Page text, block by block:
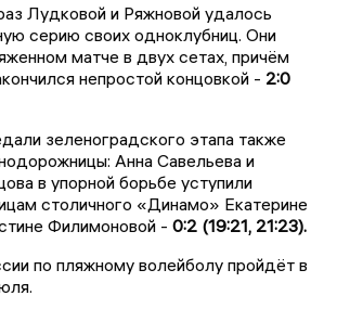
Лудковой и Ряжновой удалось
серию своих одноклубниц. Они
матче в двух сетах, причём
непростой концовкой - 2:0
зеленоградского этапа также
Анна Савельева и
в упорной борьбе уступили
столичного «Динамо» Екатерине
Филимоновой - 0:2 (19:21, 21:23).
по пляжному волейболу пройдёт в